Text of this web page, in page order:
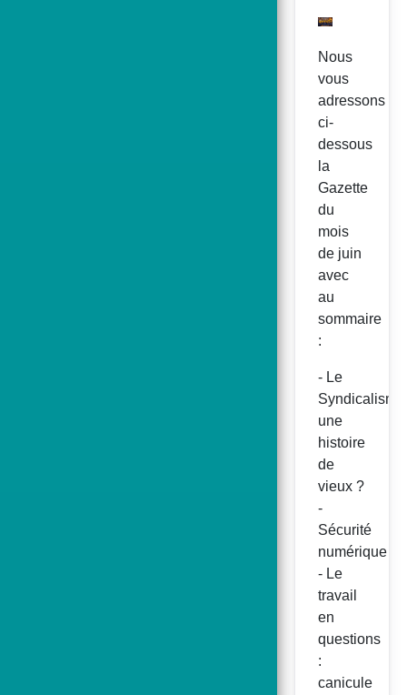
Nous
vous
adressons
ci-
dessous
la
Gazette
du
mois
de juin
avec
au
sommaire
:
- Le
une
histoire
de
vieux ?
-
Sécurité
numérique
- Le
travail
en
questions
:
canicule